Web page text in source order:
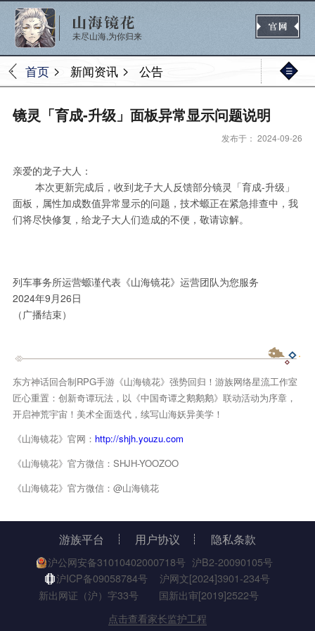
未尽山海,为你归来
首页 > 新闻资讯 > 公告
官网首页
新闻
镜灵「育成-升级」面板异常显示问题说明
发布于： 2024-09-26
亲爱的龙子大人：
本次更新完成后，收到龙子大人反馈部分镜灵「育成-升级」
面板，属性加成数值异常显示的问题，技术螈正在紧急排查中，我
们将尽快修复，给龙子大人们造成的不便，敬请谅解。
列车事务所运营螈谨代表《山海镜花》运营团队为您服务
2024年9月26日
（广播结束）
东方神话回合制RPG手游《山海镜花》强势回归！游族网络星流工作室
匠心重置：创新奇谭玩法，以《中国奇谭之鹅鹅鹅》联动活动为序章，
开启神荒宇宙！美术全面迭代，续写山海妖异美学！
《山海镜花》官网： http://shjh.youzu.com
《山海镜花》官方微信：SHJH-YOOZOO
《山海镜花》官方微信：@山海镜花
游族平台 用户协议 隐私条款
沪公网安备31010402000718号 沪B2-20090105号
沪ICP备09058784号
沪网文[2024]3901-234号
新出网证（沪）字33号
国新出审[2019]2522号
点击查看家长监护工程